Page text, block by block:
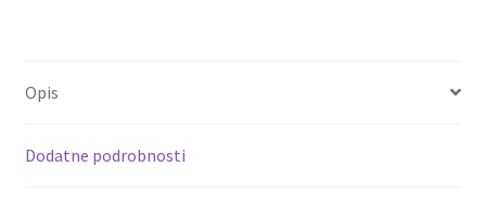
k
Opis
Dodatne podrobnosti